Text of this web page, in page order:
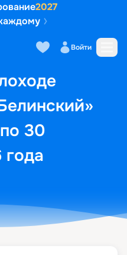
2027
Войти
30
года
Маршрут и